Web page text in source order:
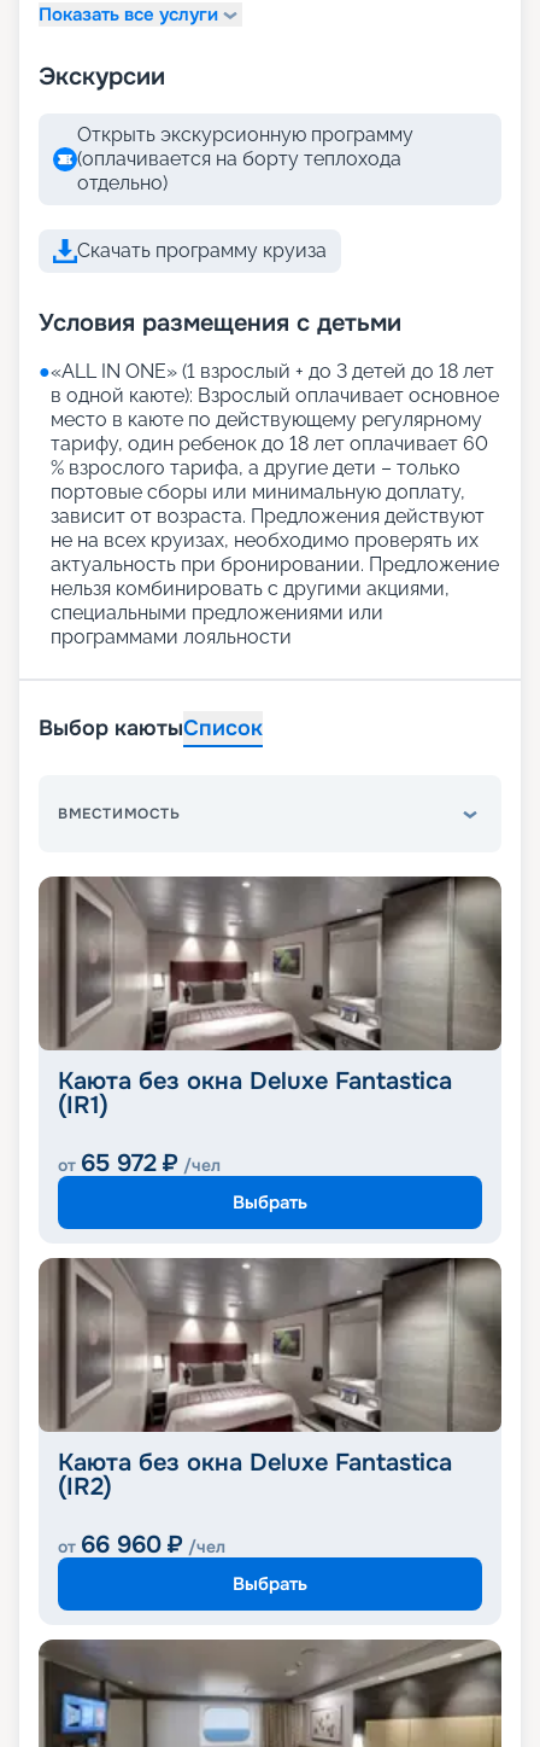
Показать все услуги
Экскурсии
Открыть экскурсионную программу
(оплачивается на борту теплохода
отдельно)
Скачать программу круиза
Условия размещения с детьми
●«АLL IN ONE» (1 взрослый + до 3 детей до 18 лет
в одной каюте): Взрослый оплачивает основное
место в каюте по действующему регулярному
тарифу, один ребенок до 18 лет оплачивает 60
% взрослого тарифа, а другие дети – только
портовые сборы или минимальную доплату,
зависит от возраста. Предложения действуют
не на всех круизах, необходимо проверять их
актуальность при бронировании. Предложение
нельзя комбинировать с другими акциями,
специальными предложениями или
программами лояльности
Выбор каютыСписок
ВМЕСТИМОСТЬ
Каюта без окна Deluxe Fantastica
(IR1)
от 65 972 ₽ /чел
Выбрать
Каюта без окна Deluxe Fantastica
(IR2)
от 66 960 ₽ /чел
Выбрать